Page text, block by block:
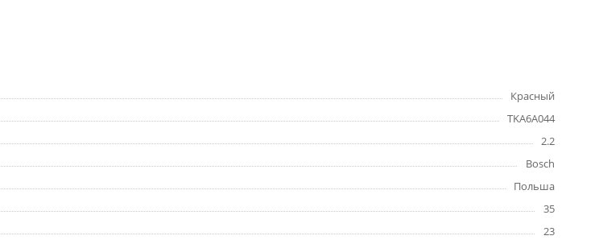
Красный
TKA6A044
2.2
Bosch
Польша
35
23